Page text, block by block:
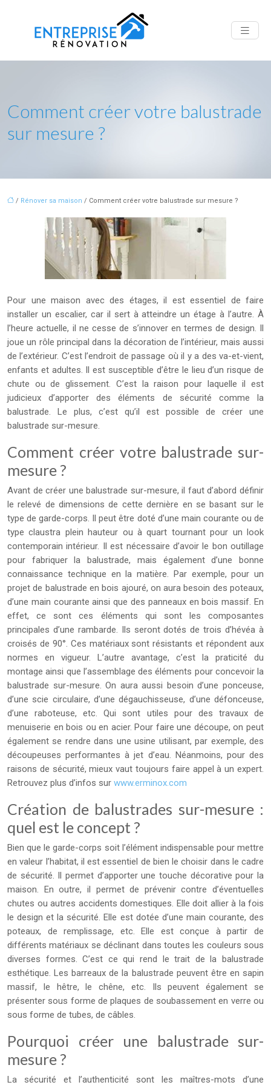
Comment créer votre balustrade
sur mesure ?
/ Rénover sa maison / Comment créer votre balustrade sur mesure ?
Pour une maison avec des étages, il est essentiel de faire
installer un escalier, car il sert à atteindre un étage à l’autre. À
l’heure actuelle, il ne cesse de s’innover en termes de design. Il
joue un rôle principal dans la décoration de l’intérieur, mais aussi
de l’extérieur. C’est l’endroit de passage où il y a des va-et-vient,
enfants et adultes. Il est susceptible d’être le lieu d’un risque de
chute ou de glissement. C’est la raison pour laquelle il est
judicieux d’apporter des éléments de sécurité comme la
balustrade. Le plus, c’est qu’il est possible de créer une
balustrade sur-mesure.
Comment créer votre balustrade sur-
mesure ?
Avant de créer une balustrade sur-mesure, il faut d’abord définir
le relevé de dimensions de cette dernière en se basant sur le
type de garde-corps. Il peut être doté d’une main courante ou de
type claustra plein hauteur ou à quart tournant pour un look
contemporain intérieur. Il est nécessaire d’avoir le bon outillage
pour fabriquer la balustrade, mais également d’une bonne
connaissance technique en la matière. Par exemple, pour un
projet de balustrade en bois ajouré, on aura besoin des poteaux,
d’une main courante ainsi que des panneaux en bois massif. En
effet, ce sont ces éléments qui sont les composantes
principales d’une rambarde. Ils seront dotés de trois d’hévéa à
croisés de 90°. Ces matériaux sont résistants et répondent aux
normes en vigueur. L’autre avantage, c’est la praticité du
montage ainsi que l’assemblage des éléments pour concevoir la
balustrade sur-mesure. On aura aussi besoin d’une ponceuse,
d’une scie circulaire, d’une dégauchisseuse, d’une défonceuse,
d’une raboteuse, etc. Qui sont utiles pour des travaux de
menuiserie en bois ou en acier. Pour faire une découpe, on peut
également se rendre dans une usine utilisant, par exemple, des
découpeuses performantes à jet d’eau. Néanmoins, pour des
raisons de sécurité, mieux vaut toujours faire appel à un expert.
Retrouvez plus d’infos sur www.erminox.com
Création de balustrades sur-mesure :
quel est le concept ?
Bien que le garde-corps soit l’élément indispensable pour mettre
en valeur l’habitat, il est essentiel de bien le choisir dans le cadre
de sécurité. Il permet d’apporter une touche décorative pour la
maison. En outre, il permet de prévenir contre d’éventuelles
chutes ou autres accidents domestiques. Elle doit allier à la fois
le design et la sécurité. Elle est dotée d’une main courante, des
poteaux, de remplissage, etc. Elle est conçue à partir de
différents matériaux se déclinant dans toutes les couleurs sous
diverses formes. C’est ce qui rend le trait de la balustrade
esthétique. Les barreaux de la balustrade peuvent être en sapin
massif, le hêtre, le chêne, etc. Ils peuvent également se
présenter sous forme de plaques de soubassement en verre ou
sous forme de tubes, de câbles.
Pourquoi créer une balustrade sur-
mesure ?
La sécurité et l’authenticité sont les maîtres-mots d’une